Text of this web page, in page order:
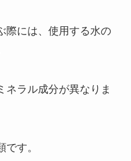
際には、使用する水の
ネラル成分が異なりま
す。